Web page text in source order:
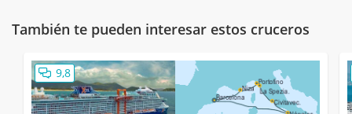
También te pueden interesar estos cruceros
9,8